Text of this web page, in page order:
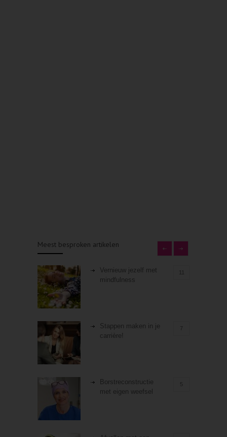
Meest besproken artikelen
Vernieuw jezelf met
mindfulness
Stappen maken in je
carrière!
7
Borstreconstructie
met eigen weefsel
5